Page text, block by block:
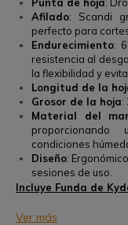
Afilado: Scandi
perfecto para
Endurecimiento:
resistencia al
la flexibilidad y
Longitud de la
Grosor de la hoja:
Material del
condiciones
Diseño:
sesiones de uso.
Incluye Funda de
Ver más